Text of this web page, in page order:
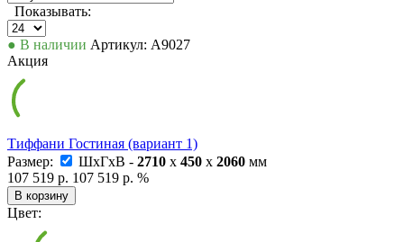
Показывать:
● В наличии Артикул: А9027
Акция
Тиффани Гостиная (вариант 1)
Размер:
ШxГxВ - 2710 x 450 x 2060 мм
107 519 р. 107 519 р. %
В корзину
Цвет: